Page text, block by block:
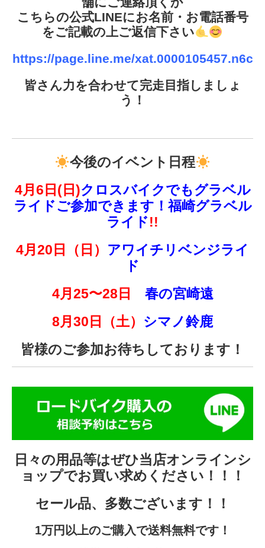
こちらの公式LINEにお名前・お電話番号
をご記載の上ご返信下さい
https://page.line.me/xat.0000105457.n6c
皆さん力を合わせて完走目指しましょ
う！
今後のイベント日程
4月6日(日)クロスバイクでもグラベル
ライドご参加できます！福崎グラベル
ライド !!
4月20日（日） アワイチリベンジライ
ド
4月25〜28日 春の宮崎遠
8月30日（土） シマノ鈴鹿
皆様のご参加お待ちしております！
日々の用品等はぜひ当店オンラインシ
ョップでお買い求めください！！！
セール品、多数ございます！！
1万円以上のご購入で送料無料です！